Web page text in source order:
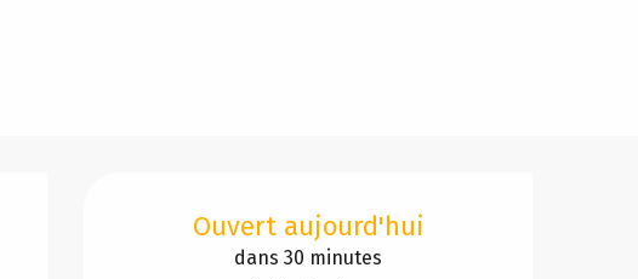
Ouvert aujourd'hui
dans 30 minutes